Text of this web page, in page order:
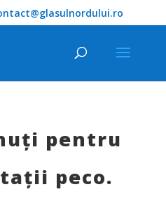
pentru
peco.